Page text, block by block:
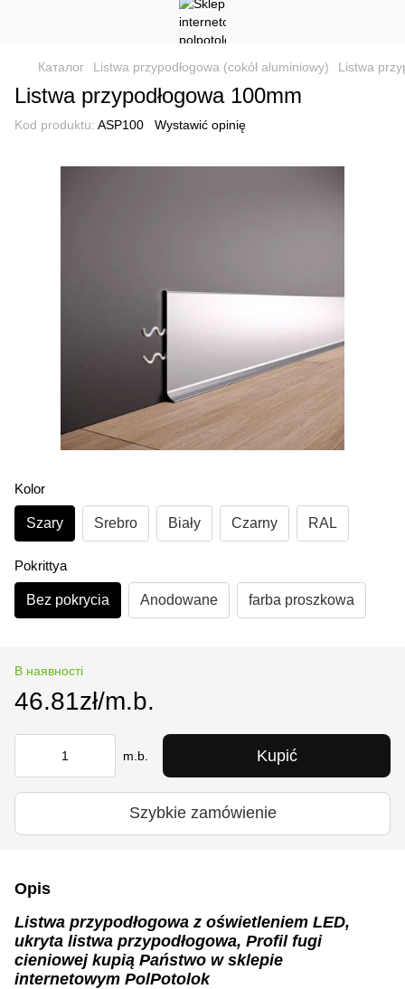
Каталог Listwa przypodłogowa (cokół aluminiowy) Listwa
Listwa przypodłogowa 100mm
Kod produktu: ASP100 Wystawić opinię
Kolor
Szary Srebro Biały Czarny RAL
Pokrittya
Bez pokrycia Anodowane farba proszkowa
В наявності
46.81zł/m.b.
m.b. Kupić
Szybkie zamówienie
Opis
Listwa przypodłogowa z oświetleniem LED,
ukryta listwa przypodłogowa, Profil fugi
cieniowej kupią Państwo w sklepie
internetowym PolPotolok